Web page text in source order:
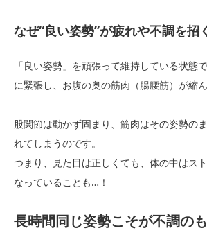
なぜ“良い姿勢”が疲れや不調を招
「良い姿勢」を頑張って維持している状態
に緊張し、お腹の奥の筋肉（腸腰筋）が縮ん
股関節は動かず固まり、筋肉はその姿勢の
れてしまうのです。
つまり、見た目は正しくても、体の中はス
なっていることも…！
長時間同じ姿勢こそが不調の